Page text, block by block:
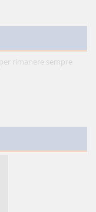
rimanere sempre